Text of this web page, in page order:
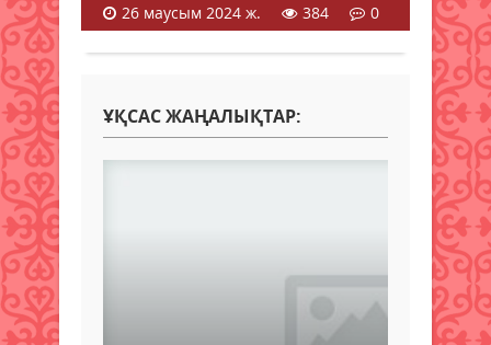
26 маусым 2024 ж.
384 0
ҰҚСАС ЖАҢАЛЫҚТАР: